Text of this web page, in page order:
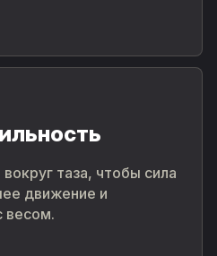
таза, чтобы сила
движение и
весом.